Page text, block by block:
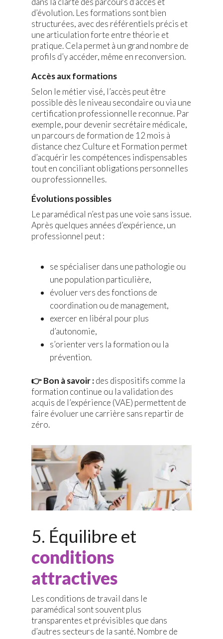
d’évolution. Les formations sont bien
structurées, avec des référentiels précis et
une articulation forte entre théorie et
pratique. Cela permet à un grand nombre de
profils d’y accéder, même en reconversion.
Accès aux formations
Selon le métier visé, l’accès peut être
possible dès le niveau secondaire ou via une
certification professionnelle reconnue. Par
exemple, pour devenir secrétaire médicale,
un parcours de formation de 12 mois à
distance chez Culture et Formation permet
d’acquérir les compétences indispensables
tout en conciliant obligations personnelles
ou professionnelles.
Évolutions possibles
Le paramédical n’est pas une voie sans issue.
Après quelques années d’expérience, un
professionnel peut :
se spécialiser dans une pathologie ou
une population particulière,
évoluer vers des fonctions de
coordination ou de management,
exercer en libéral pour plus
d’autonomie,
s’orienter vers la formation ou la
prévention.
👉 Bon à savoir :des dispositifs comme la
formation continue ou la validation des
acquis de l’expérience (VAE) permettent de
faire évoluer une carrière sans repartir de
zéro.
5. Équilibre et
conditions
attractives
Les conditions de travail dans le
paramédical sont souvent plus
transparentes et prévisibles que dans
d’autres secteurs de la santé. Nombre de